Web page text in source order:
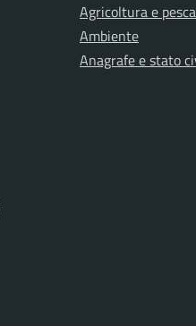
Agricoltura e pesca
Ambiente
Anagrafe e stato